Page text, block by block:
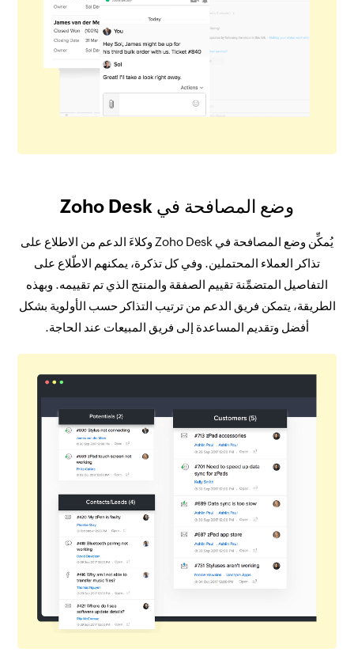
وضع المصافحة في Zoho Desk
يُمكِّن وضع المصافحة في Zoho Desk وكلاءَ الدعم من الاطلاع على
تذاكر العملاء المحتملين. وفي كل تذكرة، يمكنهم الاطّلاع على
التفاصيل المتضمِّنة تقييم الصفقة والمنتج الذي تم تقييمه. وبهذه
الطريقة، يتمكن فريق الدعم من ترتيب التذاكر حسب الأولوية بشكل
أفضل وتقديم المساعدة إلى فريق المبيعات عند الحاجة.